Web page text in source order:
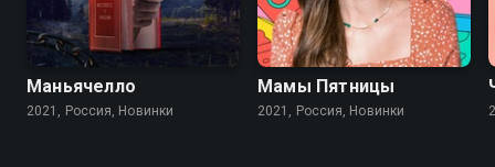
Маньячелло
2021, Россия, Новинки
Мамы Пятницы
2021, Россия, Новинки